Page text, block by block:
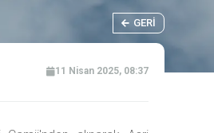
GERI
11 Nisan 2025, 08:37